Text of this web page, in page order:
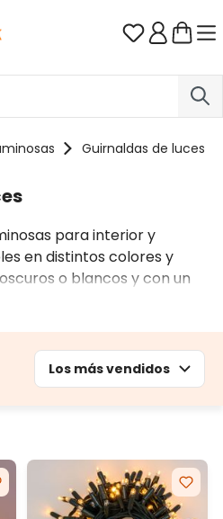
Tienes 0
Guirnaldas de luces
para interior y
en distintos colores y
o blancos y con un
accesorios. Según
de luces profesionales.
Los más vendidos